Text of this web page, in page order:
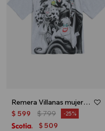
Remera Villanas mujer - Gris
$ 599 $799 25
$ 509